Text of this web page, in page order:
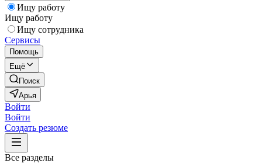
Ищу работу
Ищу работу
Ищу сотрудника
Сервисы
Помощь
Ещё
Поиск
Арья
Войти
Войти
Создать резюме
Все разделы